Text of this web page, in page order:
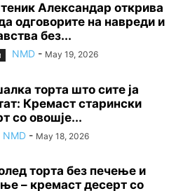
Александар открива
одговорите на навреди и
без...
NMD - May 19, 2026
торта што сите ја
Кремаст старински
со овошје...
NMD - May 18, 2026
торта без печење и
– кремаст десерт со